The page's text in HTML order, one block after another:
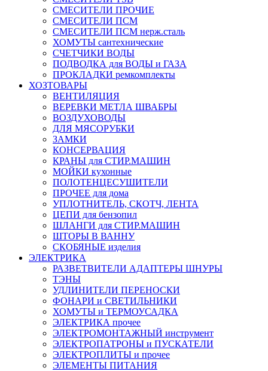
СМЕСИТЕЛИ ПРОЧИЕ
СМЕСИТЕЛИ ПСМ
СМЕСИТЕЛИ ПСМ нерж.сталь
ХОМУТЫ сантехнические
СЧЕТЧИКИ ВОДЫ
ПОДВОДКА для ВОДЫ и ГАЗА
ПРОКЛАДКИ ремкомплекты
ХОЗТОВАРЫ
ВЕНТИЛЯЦИЯ
ВЕРЕВКИ МЕТЛА ШВАБРЫ
ВОЗДУХОВОДЫ
ДЛЯ МЯСОРУБКИ
ЗАМКИ
КОНСЕРВАЦИЯ
КРАНЫ для СТИР.МАШИН
МОЙКИ кухонные
ПОЛОТЕНЦЕСУШИТЕЛИ
ПРОЧЕЕ для дома
УПЛОТНИТЕЛЬ, СКОТЧ, ЛЕНТА
ЦЕПИ для бензопил
ШЛАНГИ для СТИР.МАШИН
ШТОРЫ В ВАННУ
СКОБЯНЫЕ изделия
ЭЛЕКТРИКА
РАЗВЕТВИТЕЛИ АДАПТЕРЫ ШНУРЫ
ТЭНЫ
УДЛИНИТЕЛИ ПЕРЕНОСКИ
ФОНАРИ и СВЕТИЛЬНИКИ
ХОМУТЫ и ТЕРМОУСАДКА
ЭЛЕКТРИКА прочее
ЭЛЕКТРОМОНТАЖНЫЙ инструмент
ЭЛЕКТРОПАТРОНЫ и ПУСКАТЕЛИ
ЭЛЕКТРОПЛИТЫ и прочее
ЭЛЕМЕНТЫ ПИТАНИЯ